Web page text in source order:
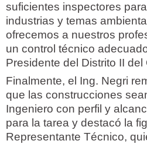
suficientes inspectores
industrias y temas
ofrecemos a nuestros
un control técnico
Presidente del Distrito II del
Finalmente, el Ing. Negri
que las construcciones
Ingeniero con perfil y
para la tarea y destacó la
Representante Técnico,